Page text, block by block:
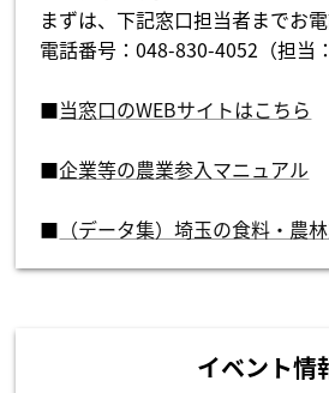
まずは、下記窓口担当者までお電
電話番号：048-830-4052（担当
■当窓口のWEBサイトはこちら
■企業等の農業参入マニュアル
■ （データ集）埼玉の食料・農
イベント情